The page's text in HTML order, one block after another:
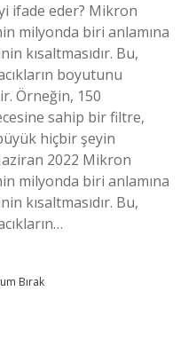
ifade eder? Mikron
milyonda biri anlamına
kısaltmasıdır. Bu,
boyutunu
Örneğin, 150
sahip bir filtre,
hiçbir şeyin
2022 Mikron
milyonda biri anlamına
kısaltmasıdır. Bu,
Bırak